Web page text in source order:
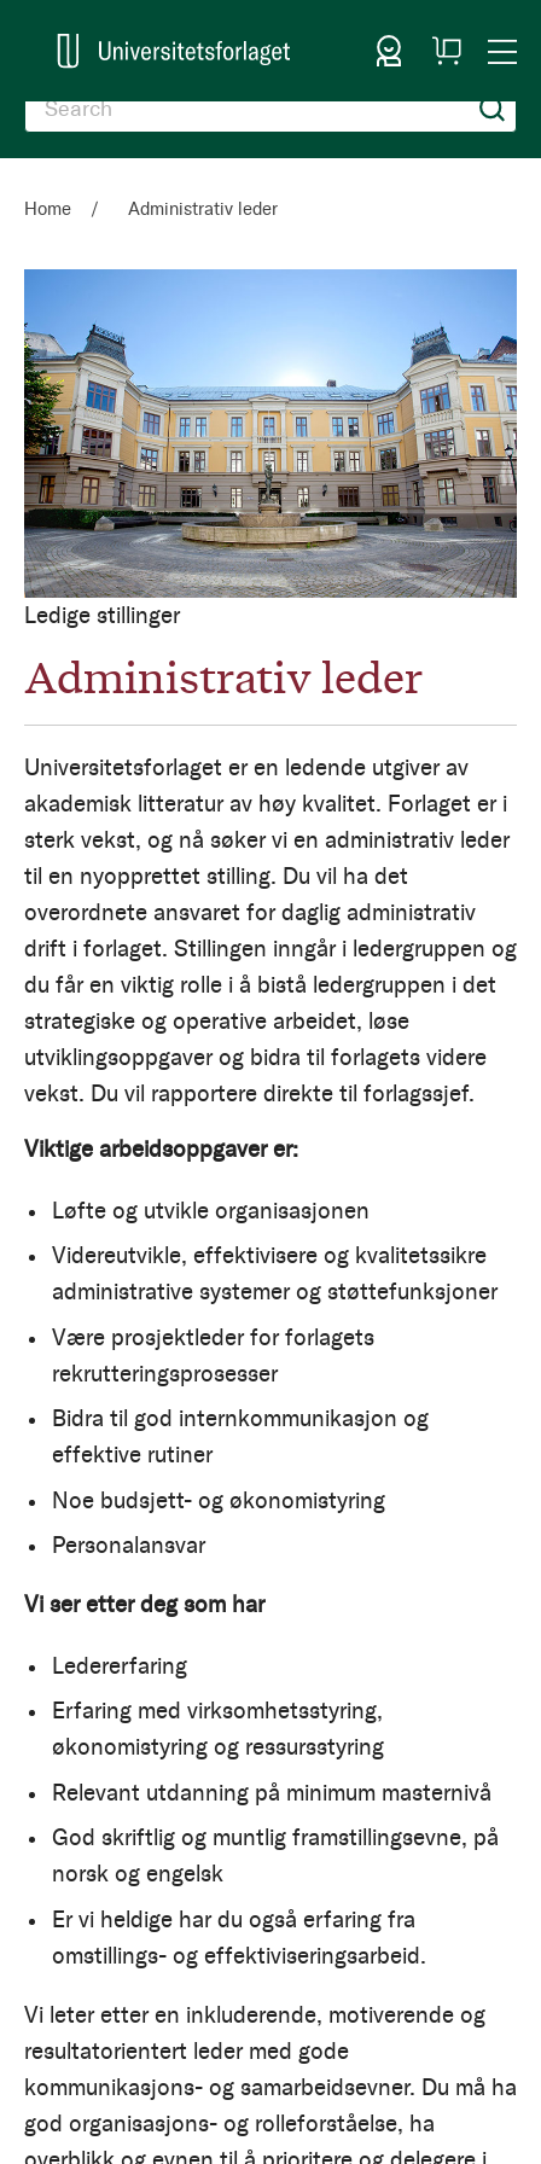
Sign In
My
Cart
Home Administrativ leder
Ledige stillinger
Administrativ leder
Universitetsforlaget er en ledende utgiver av
akademisk litteratur av høy kvalitet. Forlaget er i
sterk vekst, og nå søker vi en administrativ leder
til en nyopprettet stilling. Du vil ha det
overordnete ansvaret for daglig administrativ
drift i forlaget. Stillingen inngår i ledergruppen og
du får en viktig rolle i å bistå ledergruppen i det
strategiske og operative arbeidet, løse
utviklingsoppgaver og bidra til forlagets videre
vekst. Du vil rapportere direkte til forlagssjef.
Viktige arbeidsoppgaver er:
Løfte og utvikle organisasjonen
Videreutvikle, effektivisere og kvalitetssikre
administrative systemer og støttefunksjoner
Være prosjektleder for forlagets
rekrutteringsprosesser
Bidra til god internkommunikasjon og
effektive rutiner
Noe budsjett- og økonomistyring
Personalansvar
Vi ser etter deg som har
Ledererfaring
Erfaring med virksomhetsstyring,
økonomistyring og ressursstyring
Relevant utdanning på minimum masternivå
God skriftlig og muntlig framstillingsevne, på
norsk og engelsk
Er vi heldige har du også erfaring fra
omstillings- og effektiviseringsarbeid.
Vi leter etter en inkluderende, motiverende og
resultatorientert leder med gode
kommunikasjons- og samarbeidsevner. Du må ha
god organisasjons- og rolleforståelse, ha